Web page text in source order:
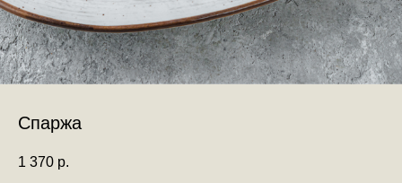
Спаржа
1 370 р.